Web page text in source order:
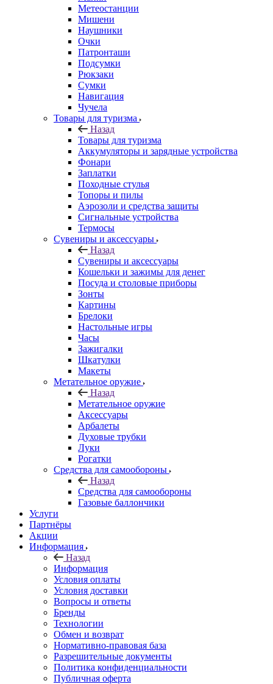
Метеостанции
Мишени
Наушники
Очки
Патронташи
Подсумки
Рюкзаки
Сумки
Навигация
Чучела
Товары для туризма
Назад
Товары для туризма
Аккумуляторы и зарядные устройства
Фонари
Заплатки
Походные стулья
Топоры и пилы
Аэрозоли и средства защиты
Сигнальные устройства
Термосы
Сувениры и аксессуары
Назад
Сувениры и аксессуары
Кошельки и зажимы для денег
Посуда и столовые приборы
Зонты
Картины
Брелоки
Настольные игры
Часы
Зажигалки
Шкатулки
Макеты
Метательное оружие
Назад
Метательное оружие
Аксессуары
Арбалеты
Духовые трубки
Луки
Рогатки
Средства для самообороны
Назад
Средства для самообороны
Газовые баллончики
Услуги
Партнёры
Акции
Информация
Назад
Информация
Условия оплаты
Условия доставки
Вопросы и ответы
Бренды
Технологии
Обмен и возврат
Нормативно-правовая база
Разрешительные документы
Политика конфиденциальности
Публичная оферта